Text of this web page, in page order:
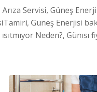
Servisi, Güneş Enerji
Güneş Enerjisi
Neden?, Günısı